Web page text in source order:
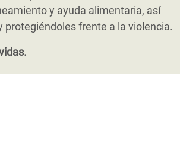
mayor vulnerabilidad, y
diversas herramientas para
desventaja como, por ejemplo,
y ayuda alimentaria, así
frente a la violencia.